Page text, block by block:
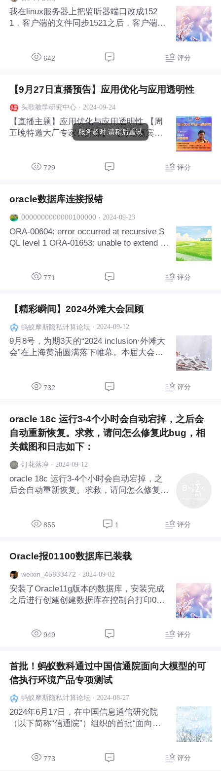
我在linux服务器上把监听器端口改成152
1，客户端的文件同步1521之后，客户端就
之后，在客户端用plsql工具就可以连接，
642 评分
【9月27日直播预告】应用优化与应用透明性
头歌教学研究中心· 2024-09-24
【直播主题】应用优化与应用透明性 【周
五晚特邀大厂专家公开课】 【特邀嘉宾】
729 评分
oracle数据库连接报错
0000000000000100000 · 2024-09-23
ORA-00604: error occurred at recursive S
QL level 1 ORA-01653: unable to extend ta
771 评分
【精彩瞬间】2024外滩大会回顾
蚂蚁摩斯隐私计算论坛· 2024-09-12
9月8号，为期3天的“2024 inclusion·外滩大
会”在上海黄浦圆满落下帷幕。本届大会，
00位演讲嘉宾分别在1场开幕主论坛、36场
732 评分
oracle 18c 运行3-4个小时会自动宕掉，之后会
自动重新恢复。求救，请问怎么修复此bug，相
关截图和日志如下：
灯花落净· 2024-09-12
oracle 18c 运行3-4个小时会自动宕掉，之
后会自动重新恢复。求救，请问怎么修复此
855 1 评分
Oracle报01100数据库已装载
weixin_45833472 · 2024-09-02
安装了Oracle11g版本的数据库，安装完成
之后进行创建创建数据库在控制台打印011
949 评分
首批！蚂蚁数科通过中国信通院面向大模型的可
信执行环境产品专项测试
蚂蚁摩斯隐私计算论坛· 2024-08-27
2024年6月17日，在中国信息通信研究院
（以下简称“信通院”）组织的首批“面向大
容，成为首批完成此项测试的组织。 标准
773 评分
服务超时,请稍后重试